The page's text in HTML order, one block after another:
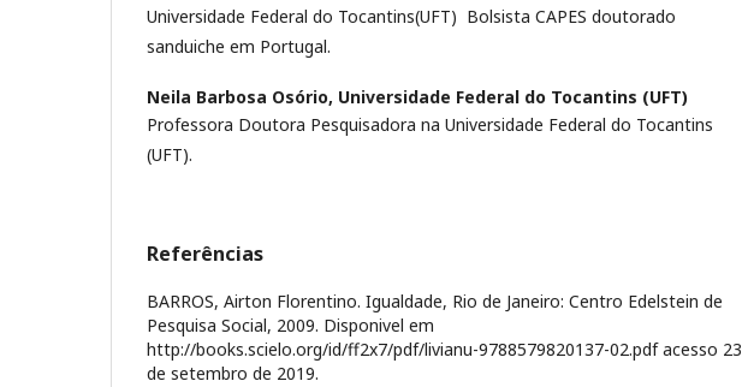
Universidade Federal do Tocantins(UFT) Bolsista CAPES doutorado
sanduiche em Portugal.
Neila Barbosa Osório, Universidade Federal do Tocantins (UFT)
Professora Doutora Pesquisadora na Universidade Federal do Tocantins
(UFT).
Referências
BARROS, Airton Florentino. Igualdade, Rio de Janeiro: Centro Edelstein de
Pesquisa Social, 2009. Disponivel em
http://books.scielo.org/id/ff2x7/pdf/livianu-9788579820137-02.pdf acesso 23
de setembro de 2019.